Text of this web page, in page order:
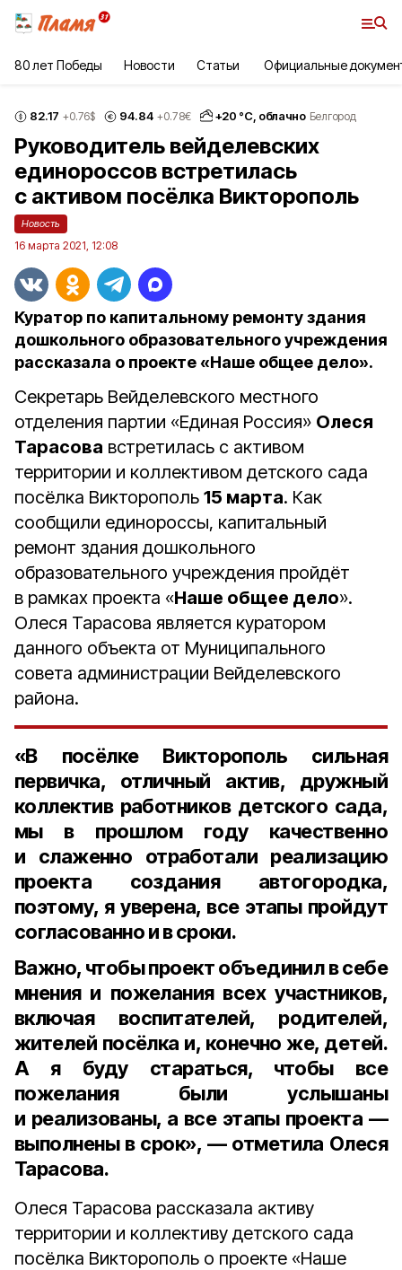
80 лет Победы Новости Статьи Официальные
82.17 +0.76$ 94.84 +0.78€ +20 °С, облачно Белгород
Руководитель вейделевских
единороссов встретилась
с активом посёлка Викторополь
Новость
16 марта 2021, 12:08
Куратор по капитальному ремонту здания
дошкольного образовательного учреждения
рассказала о проекте «Наше общее дело».
Секретарь Вейделевского местного
отделения партии «Единая Россия» Олеся
Тарасова встретилась с активом
территории и коллективом детского сада
посёлка Викторополь 15 марта. Как
сообщили единороссы, капитальный
ремонт здания дошкольного
образовательного учреждения пройдёт
в рамках проекта «Наше общее дело».
Олеся Тарасова является куратором
данного объекта от Муниципального
совета администрации Вейделевского
района.
«В посёлке Викторополь сильная
первичка, отличный актив, дружный
коллектив работников детского сада,
мы в прошлом году качественно
и слаженно отработали реализацию
проекта создания автогородка,
поэтому, я уверена, все этапы пройдут
согласованно и в сроки.
Важно, чтобы проект объединил в себе
мнения и пожелания всех участников,
включая воспитателей, родителей,
жителей посёлка и, конечно же, детей.
А я буду стараться, чтобы все
пожелания были услышаны
и реализованы, а все этапы проекта —
выполнены в срок», — отметила Олеся
Тарасова.
Олеся Тарасова рассказала активу
территории и коллективу детского сада
посёлка Викторополь о проекте «Наше